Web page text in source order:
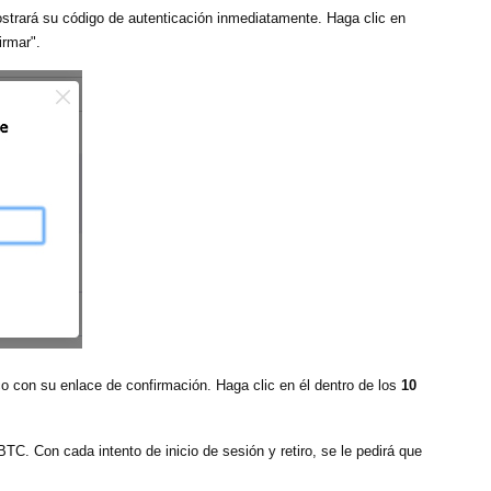
su código de autenticación inmediatamente. Haga clic en
con su enlace de confirmación. Haga clic en él dentro de los 10
Con cada intento de inicio de sesión y retiro, se le pedirá que